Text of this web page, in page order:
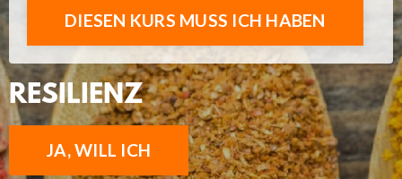
DIESEN KURS MUSS ICH HABEN
RESILIENZ
JA, WILL ICH